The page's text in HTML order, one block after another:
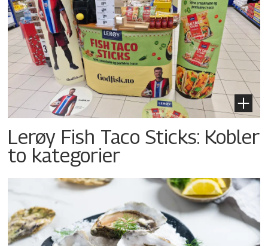
Lerøy Fish Taco Sticks: Kobler
to kategorier